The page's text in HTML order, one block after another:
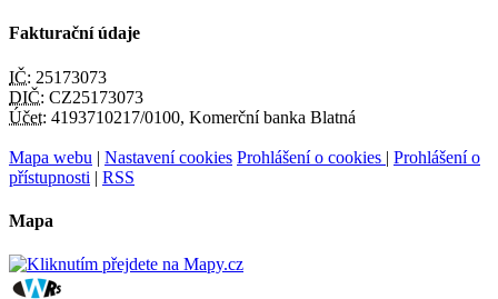
Fakturační údaje
IČ: 25173073
DIČ: CZ25173073
Účet: 4193710217/0100, Komerční banka Blatná
Mapa webu | Nastavení cookies Prohlášení o cookies | Prohlášení o
přístupnosti | RSS
Mapa